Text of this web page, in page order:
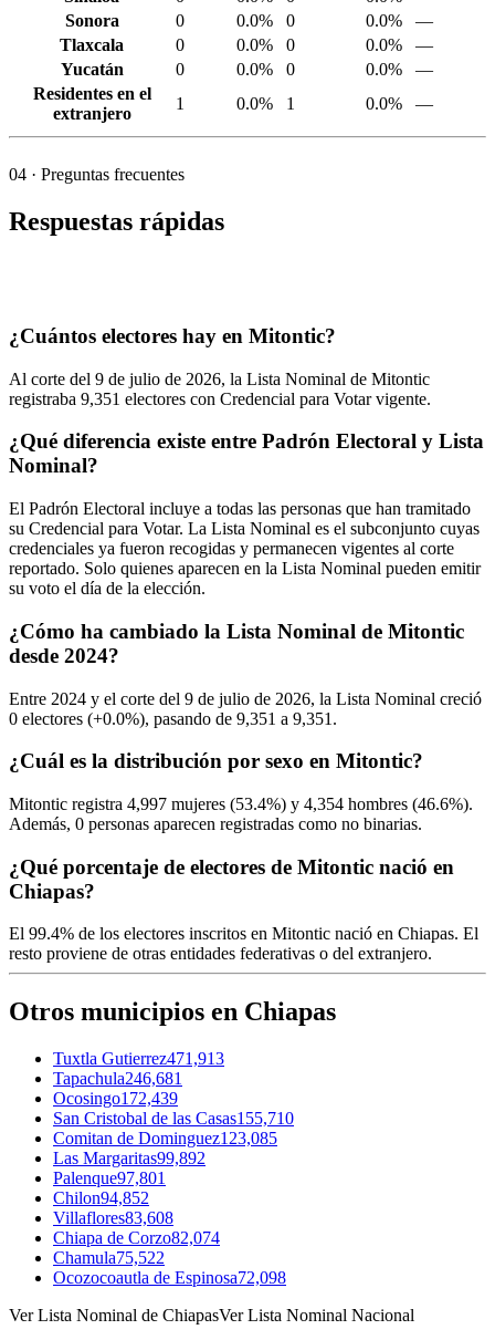
Sonora
0 0.0% 0 0.0%
—
Tlaxcala
0 0.0% 0 0.0%
—
Yucatán
0 0.0% 0 0.0%
—
Residentes en el
extranjero
1 0.0% 1 0.0% —
04 · Preguntas frecuentes
Respuestas rápidas
¿Cuántos electores hay en Mitontic?
Al corte del 9 de julio de 2026, la Lista Nominal de Mitontic
registraba 9,351 electores con Credencial para Votar vigente.
¿Qué diferencia existe entre Padrón Electoral y Lista
Nominal?
El Padrón Electoral incluye a todas las personas que han tramitado
su Credencial para Votar. La Lista Nominal es el subconjunto cuyas
credenciales ya fueron recogidas y permanecen vigentes al corte
reportado. Solo quienes aparecen en la Lista Nominal pueden emitir
su voto el día de la elección.
¿Cómo ha cambiado la Lista Nominal de Mitontic
desde 2024?
Entre 2024 y el corte del 9 de julio de 2026, la Lista Nominal creció
0 electores (+0.0%), pasando de 9,351 a 9,351.
¿Cuál es la distribución por sexo en Mitontic?
Mitontic registra 4,997 mujeres (53.4%) y 4,354 hombres (46.6%).
Además, 0 personas aparecen registradas como no binarias.
¿Qué porcentaje de electores de Mitontic nació en
Chiapas?
El 99.4% de los electores inscritos en Mitontic nació en Chiapas. El
resto proviene de otras entidades federativas o del extranjero.
Otros municipios en Chiapas
Tuxtla Gutierrez471,913
Tapachula246,681
Ocosingo172,439
San Cristobal de las Casas155,710
Comitan de Dominguez123,085
Las Margaritas99,892
Palenque97,801
Chilon94,852
Villaflores83,608
Chiapa de Corzo82,074
Chamula75,522
Ocozocoautla de Espinosa72,098
Ver Lista Nominal de ChiapasVer Lista Nominal Nacional